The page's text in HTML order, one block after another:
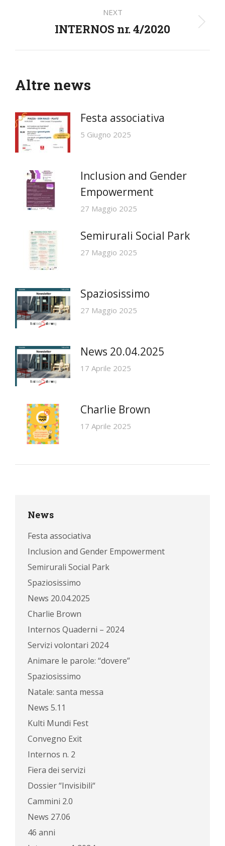
NEXT
Next
INTERNOS nr. 4/2020
Altre news
Festa associativa
5 Giugno 2025
Inclusion and Gender
Empowerment
27 Maggio 2025
Semirurali Social Park
27 Maggio 2025
Spaziosissimo
27 Maggio 2025
News 20.04.2025
17 Aprile 2025
Charlie Brown
17 Aprile 2025
News
Festa associativa
Inclusion and Gender Empowerment
Semirurali Social Park
Spaziosissimo
News 20.04.2025
Charlie Brown
Internos Quaderni – 2024
Servizi volontari 2024
Animare le parole: “dovere”
Spaziosissimo
Natale: santa messa
News 5.11
Kulti Mundi Fest
Convegno Exit
Internos n. 2
Fiera dei servizi
Dossier “Invisibili“
Cammini 2.0
News 27.06
46 anni